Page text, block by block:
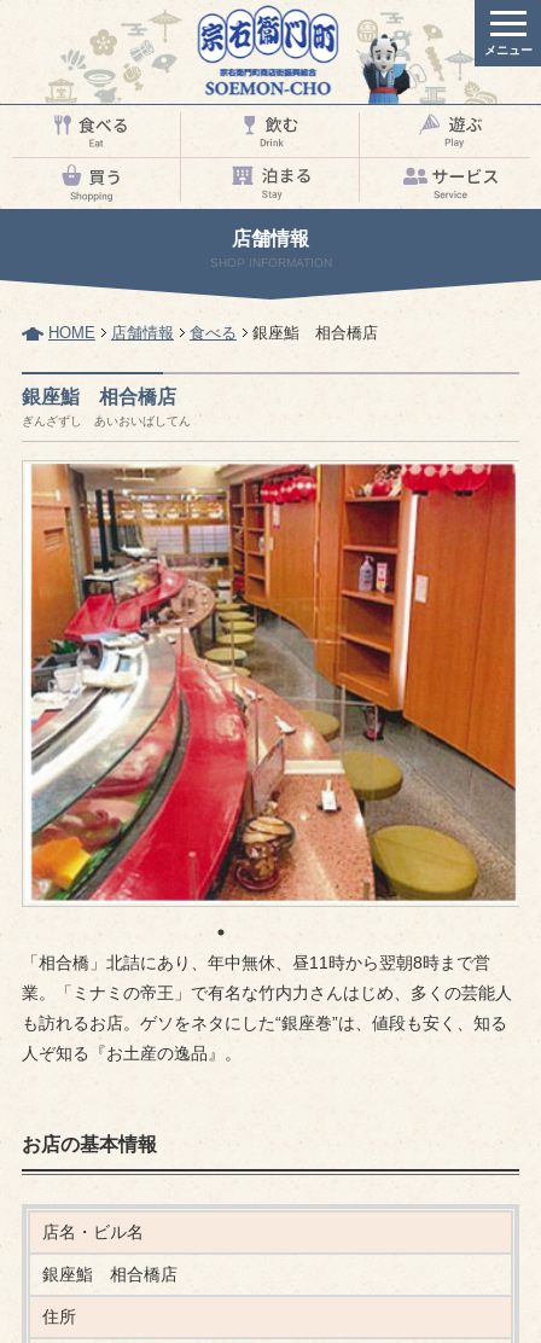
メニュー
店舗情報
SHOP INFORMATION
HOME 店舗情報 食べる 銀座鮨 相合橋店
銀座鮨 相合橋店
ぎんざずし あいおいばしてん
「相合橋」北詰にあり、年中無休、昼11時から翌朝8時まで営
業。「ミナミの帝王」で有名な竹内力さんはじめ、多くの芸能人
も訪れるお店。ゲソをネタにした“銀座巻”は、値段も安く、知る
人ぞ知る『お土産の逸品』。
お店の基本情報
店名・ビル名
銀座鮨 相合橋店
住所